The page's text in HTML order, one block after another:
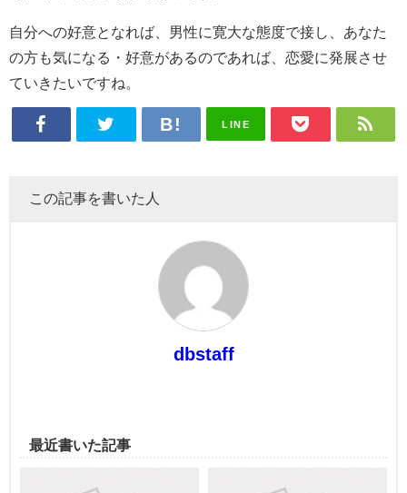
自分への好意となれば、男性に寛大な態度で接し、あなた
の方も気になる・好意があるのであれば、恋愛に発展させ
ていきたいですね。
LINE
この記事を書いた人
dbstaff
最近書いた記事